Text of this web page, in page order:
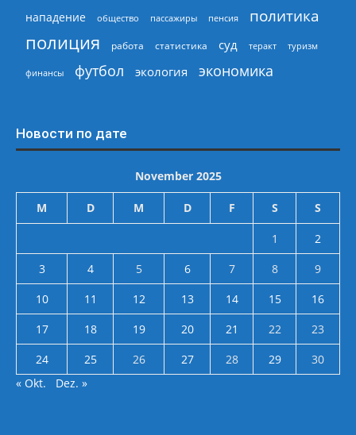
нападение
общество пассажиры пенсия политика
полиция работа статистика суд теракт туризм
финансы футбол экология экономика
Новости по дате
November 2025
M D M D F S S
1
2
3
4 5 6 7 8
9
10
11 12 13 14 15
16
17
18 19 20 21 22
23
24
25 26 27 28 29
30
« Okt.
Dez. »